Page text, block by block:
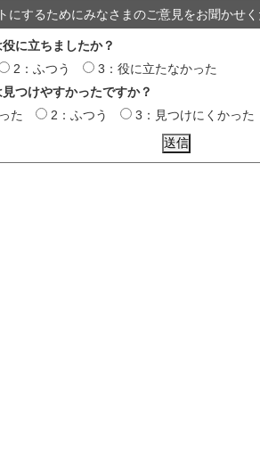
にするためにみなさまのご意見をお聞かせ
に立ちましたか？
2：ふつう
3：役に立たなかった
つけやすかったですか？
た
2：ふつう 3：見つけにくかった